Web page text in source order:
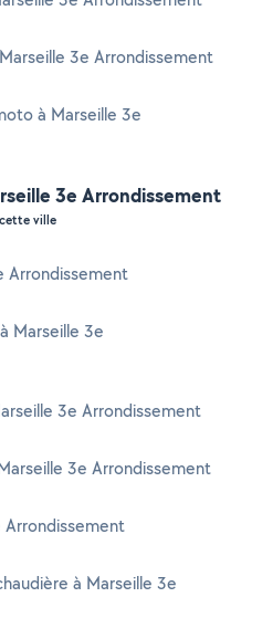
3e Arrondissement
à Marseille 3e
3e Arrondissement
ville
Arrondissement
Marseille 3e
3e Arrondissement
3e Arrondissement
Arrondissement
à Marseille 3e